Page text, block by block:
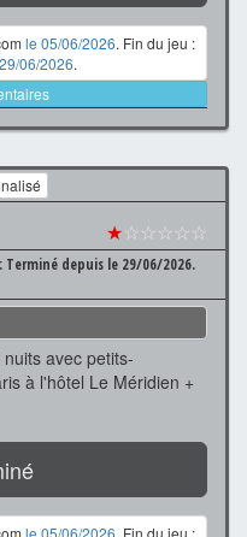
le 05/06/2026. Fin du jeu :
29/06/2026.
★☆☆☆☆☆
Terminé depuis le 29/06/2026.
avec petits-
à l'hôtel Le Méridien +
le 05/06/2026 . Fin du jeu :